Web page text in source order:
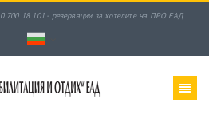
0 700 18 101 - резервации за хотелите на ПРО ЕАД